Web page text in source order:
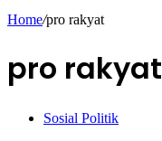
Home/pro rakyat
pro rakyat
Sosial Politik